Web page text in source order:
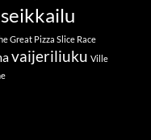
seikkailu
Great Pizza Slice Race
vaijeriliuku Ville